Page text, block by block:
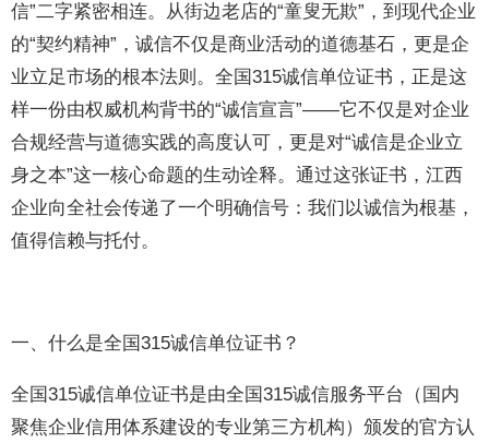
信”二字紧密相连。从街边老店的“童叟无欺”，到现代企业
的“契约精神”，诚信不仅是商业活动的道德基石，更是企
业立足市场的根本法则。全国315诚信单位证书，正是这
样一份由权威机构背书的“诚信宣言”——它不仅是对企业
合规经营与道德实践的高度认可，更是对“诚信是企业立
身之本”这一核心命题的生动诠释。通过这张证书，江西
企业向全社会传递了一个明确信号：我们以诚信为根基，
值得信赖与托付。
一、什么是全国315诚信单位证书？
全国315诚信单位证书是由全国315诚信服务平台（国内
聚焦企业信用体系建设的专业第三方机构）颁发的官方认